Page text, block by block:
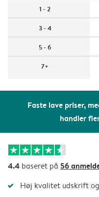
Faste lave priser,
handler
1 - 2
3 - 4
5 - 6
7+
4.4 baseret på 56
Høj kvalitet udskrift